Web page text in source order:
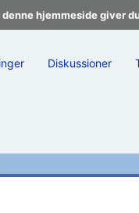
hjemmeside giver
Diskussioner